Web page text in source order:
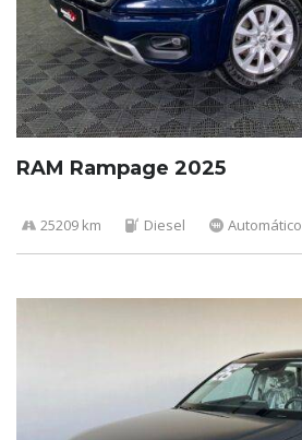
RAM Rampage 2025
25209 km Diesel Automático